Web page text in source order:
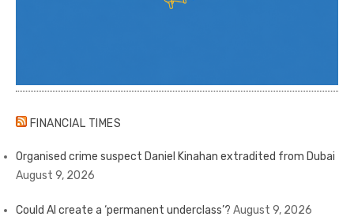
FINANCIAL TIMES
Organised crime suspect Daniel Kinahan extradited from Dubai
August 9, 2026
Could AI create a ‘permanent underclass’? August 9, 2026